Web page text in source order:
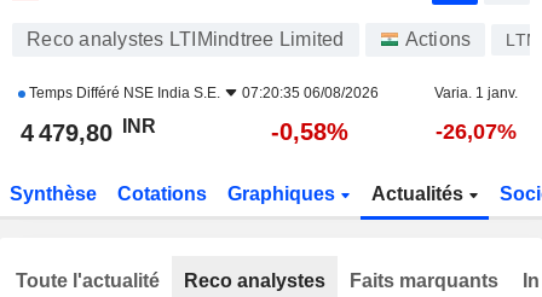
Reco analystes LTIMindtree Limited Actions LTM
Temps Différé NSE India S.E. 07:20:35 06/08/2026 Varia. 1 janv.
4 479,80 INR -0,58% -26,07%
Synthèse Cotations Graphiques Actualités
Toute l'actualité Reco analystes Faits marquants